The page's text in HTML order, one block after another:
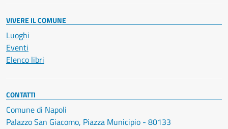
VIVERE IL COMUNE
Luoghi
Eventi
Elenco libri
CONTATTI
Comune di Napoli
Palazzo San Giacomo, Piazza Municipio - 80133